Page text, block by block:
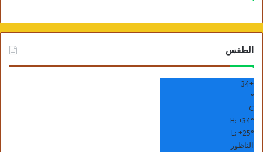
الطقس
+
34
°
C
H:+34°
L:+25°
الناظور